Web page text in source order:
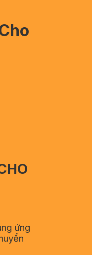
ứng